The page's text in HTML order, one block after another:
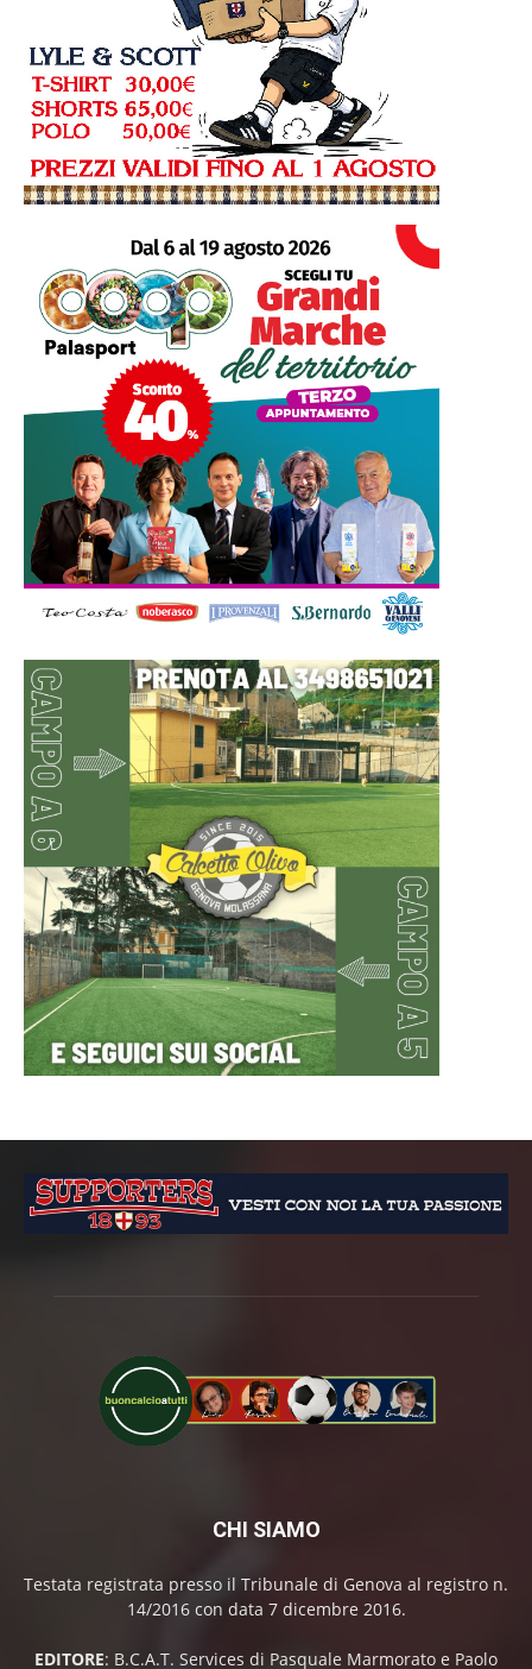
CHI SIAMO
Testata registrata presso il Tribunale di Genova al registro n.
14/2016 con data 7 dicembre 2016.
EDITORE: B.C.A.T. Services di Pasquale Marmorato e Paolo